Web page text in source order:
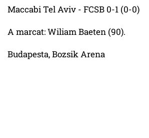
Maccabi Tel Aviv - FCSB 0-1 (0-0)
A marcat: Wiliam Baeten (90).
Budapesta, Bozsik Arena